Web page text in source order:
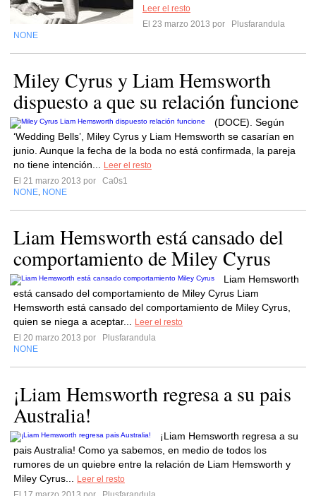
Leer el resto
El 23 marzo 2013 por
Plusfarandula
NONE
Miley Cyrus y Liam Hemsworth
dispuesto a que su relación funcione
(DOCE). Según
‘Wedding Bells’, Miley Cyrus y Liam Hemsworth se casarían en
junio. Aunque la fecha de la boda no está confirmada, la pareja
no tiene intención...
Leer el resto
El 21 marzo 2013 por
Ca0s1
NONE NONE
Liam Hemsworth está cansado del
comportamiento de Miley Cyrus
Liam Hemsworth
está cansado del comportamiento de Miley Cyrus Liam
Hemsworth está cansado del comportamiento de Miley Cyrus,
quien se niega a aceptar...
Leer el resto
El 20 marzo 2013 por
Plusfarandula
NONE
¡Liam Hemsworth regresa a su pais
Australia!
¡Liam Hemsworth regresa a su
pais Australia! Como ya sabemos, en medio de todos los
rumores de un quiebre entre la relación de Liam Hemsworth y
Miley Cyrus...
Leer el resto